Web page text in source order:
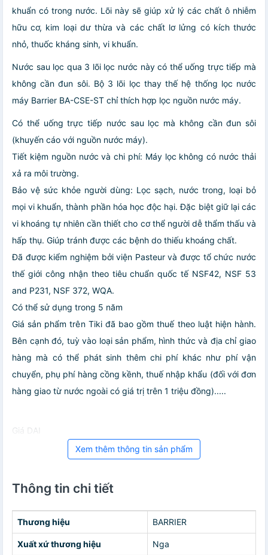
khuẩn có trong nước. Lõi này sẽ giúp xử lý các chất ô nhiễm
hữu cơ, kim loại dư thừa và các chất lơ lửng có kích thước
nhỏ, thuốc kháng sinh, vi khuẩn.
Nước sau lọc qua 3 lõi lọc nước này có thể uống trực tiếp mà
không cần đun sôi. Bộ 3 lõi lọc thay thế hệ thống lọc nước
máy Barrier BA-CSE-ST chỉ thích hợp lọc nguồn nước máy.
Có thể uống trực tiếp nước sau lọc mà không cần đun sôi
(khuyến cáo với nguồn nước máy).
Tiết kiệm nguồn nước và chi phí: Máy lọc không có nước thải
xả ra môi trường.
Bảo vệ sức khỏe người dùng: Lọc sạch, nước trong, loại bỏ
mọi vi khuẩn, thành phần hóa học độc hại. Đặc biệt giữ lại các
vi khoáng tự nhiên cần thiết cho cơ thể người dễ thẩm thấu và
hấp thụ. Giúp tránh được các bệnh do thiếu khoáng chất.
Đã được kiểm nghiệm bởi viện Pasteur và được tổ chức nước
thế giới công nhận theo tiêu chuẩn quốc tế NSF42, NSF 53
and P231, NSF 372, WQA.
Có thể sử dụng trong 5 năm
Giá sản phẩm trên Tiki đã bao gồm thuế theo luật hiện hành.
Bên cạnh đó, tuỳ vào loại sản phẩm, hình thức và địa chỉ giao
hàng mà có thể phát sinh thêm chi phí khác như phí vận
chuyển, phụ phí hàng cồng kềnh, thuế nhập khẩu (đối với đơn
hàng giao từ nước ngoài có giá trị trên 1 triệu đồng).....
Giá DAI
Xem thêm thông tin sản phẩm
Thông tin chi tiết
Thương hiệu BARRIER
Xuất xứ thương hiệu Nga